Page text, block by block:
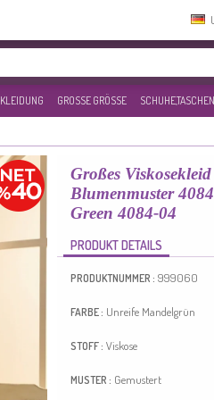
GROSSE GRÖSSE
Großes
Blumenmuster
Green 4084-04
PRODUKT DETAILS
PRODUKTNUMMER : 999060
FARBE : Unreife Mandelgrün
STOFF : Viskose
MUSTER : Gemustert